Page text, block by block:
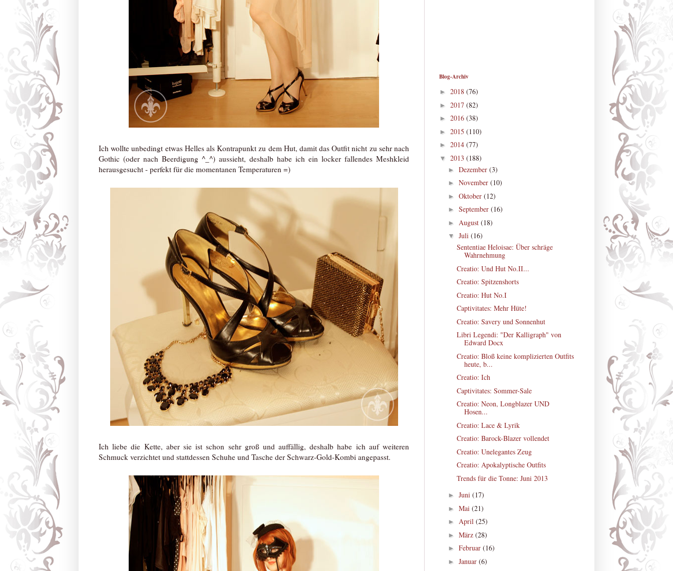
Ich wollte unbedingt etwas Helles als Kontrapunkt zu dem Hut, damit das Outfit nicht zu sehr nach
Gothic (oder nach Beerdigung ^_^) aussieht, deshalb habe ich ein locker fallendes Meshkleid
herausgesucht - perfekt für die momentanen Temperaturen =)
Ich liebe die Kette, aber sie ist schon sehr groß und auffällig, deshalb habe ich auf weiteren
Schmuck verzichtet und stattdessen Schuhe und Tasche der Schwarz-Gold-Kombi angepasst.
Blog-Archiv
► 2018 (76)
► 2017 (82)
► 2016 (38)
► 2015 (110)
► 2014 (77)
▼ 2013 (188)
► Dezember (3)
► November (10)
► Oktober (12)
► September (16)
► August (18)
▼ Juli (16)
Sententiae Heloisae: Über schräge
Wahrnehmung
Creatio: Und Hut No.II...
Creatio: Spitzenshorts
Creatio: Hut No.I
Captivitates: Mehr Hüte!
Creatio: Savery und Sonnenhut
Libri Legendi: "Der Kalligraph" von
Edward Docx
Creatio: Bloß keine komplizierten Outfits
heute, b...
Creatio: Ich
Captivitates: Sommer-Sale
Creatio: Neon, Longblazer UND
Hosen...
Creatio: Lace & Lyrik
Creatio: Barock-Blazer vollendet
Creatio: Unelegantes Zeug
Creatio: Apokalyptische Outfits
Trends für die Tonne: Juni 2013
► Juni (17)
► Mai (21)
► April (25)
► März (28)
► Februar (16)
► Januar (6)